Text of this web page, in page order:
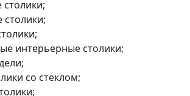
столики;
интерьерные столики;
со стеклом;